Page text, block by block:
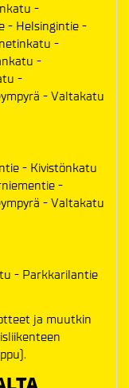
-
- Helsingintie -
-
-
-
- Valtakatu
- Kivistönkatu
-
- Valtakatu
- Parkkarilantie
ja muutkin